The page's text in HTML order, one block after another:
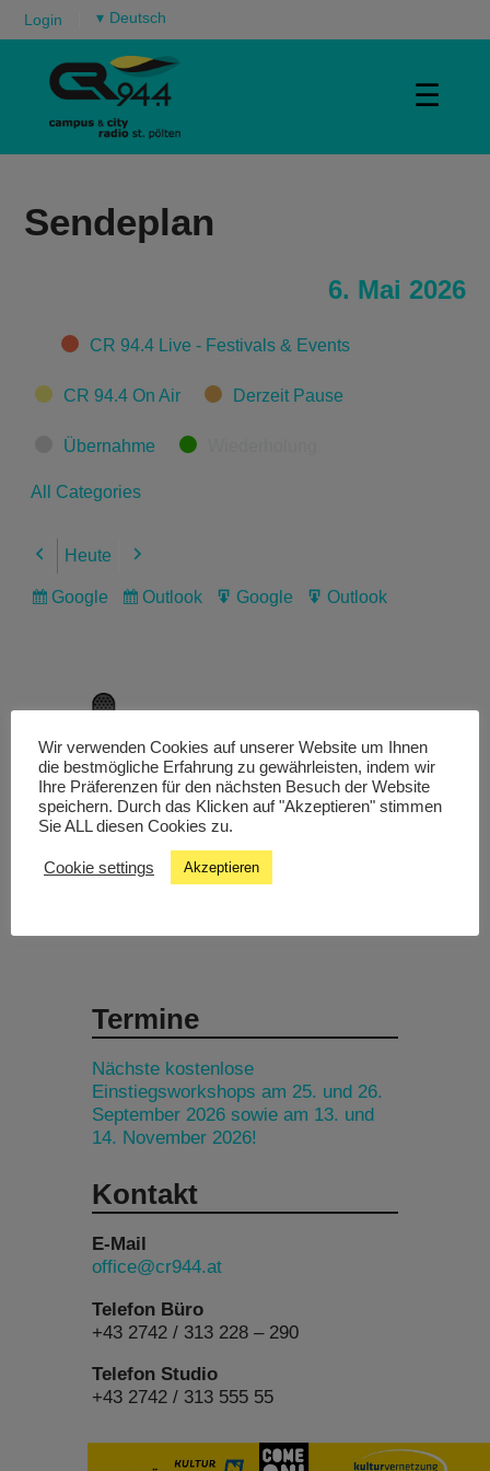
Login ▾
☰
Sendeplan
6. Mai 2026
CategoriesCR 94.4 Live - Festivals & Events
CR 94.4 On Air Derzeit Pause
Übernahme
All Categories
Previous
Heute Next
Subscribe
Google
Subscribe
Outlook
Export
Google
Export
Outlook
Livestream
Studiochat
Termine
Nächste kostenlose
Einstiegsworkshops am 25. und 26.
September 2026 sowie am 13. und
14. November 2026!
Kontakt
E-Mail
office@cr944.at
Telefon Büro
+43 2742 / 313 228 – 290
Telefon Studio
+43 2742 / 313 555 55
Wir verwenden Cookies auf unserer Website um Ihnen
die bestmögliche Erfahrung zu gewährleisten, indem wir
Ihre Präferenzen für den nächsten Besuch der Website
speichern. Durch das Klicken auf "Akzeptieren" stimmen
Sie ALL diesen Cookies zu.
Cookie settings Akzeptieren